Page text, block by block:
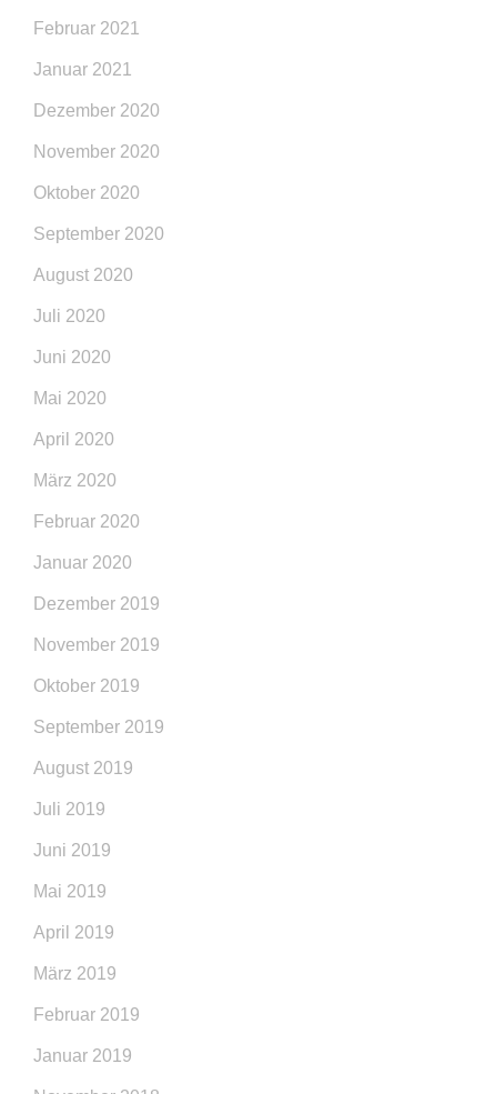
Februar 2021
Januar 2021
Dezember 2020
November 2020
Oktober 2020
September 2020
August 2020
Juli 2020
Juni 2020
Mai 2020
April 2020
März 2020
Februar 2020
Januar 2020
Dezember 2019
November 2019
Oktober 2019
September 2019
August 2019
Juli 2019
Juni 2019
Mai 2019
April 2019
März 2019
Februar 2019
Januar 2019